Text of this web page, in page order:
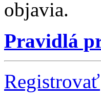
objavia.
Pravidlá
Registrovať